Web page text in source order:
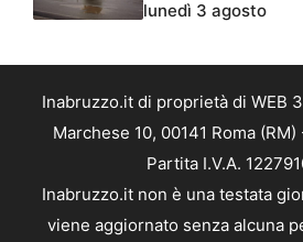
lunedì 3 agosto
Inabruzzo.it di proprietà di WEB
Marchese 10, 00141 Roma
Partita I.V.A.
Inabruzzo.it non è una testata
viene aggiornato senza alcuna